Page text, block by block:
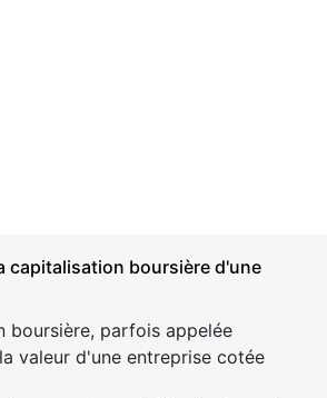
capitalisation boursière d'une
boursière, parfois appelée
valeur d'une entreprise cotée